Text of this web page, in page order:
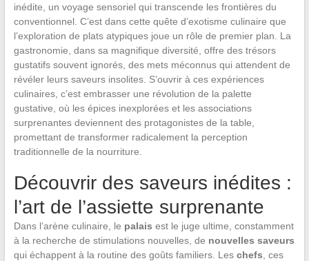
inédite, un voyage sensoriel qui transcende les frontières du
conventionnel. C’est dans cette quête d’exotisme culinaire que
l’exploration de plats atypiques joue un rôle de premier plan. La
gastronomie, dans sa magnifique diversité, offre des trésors
gustatifs souvent ignorés, des mets méconnus qui attendent de
révéler leurs saveurs insolites. S’ouvrir à ces expériences
culinaires, c’est embrasser une révolution de la palette
gustative, où les épices inexplorées et les associations
surprenantes deviennent des protagonistes de la table,
promettant de transformer radicalement la perception
traditionnelle de la nourriture.
Découvrir des saveurs inédites :
l’art de l’assiette surprenante
Dans l’arène culinaire, le palais est le juge ultime, constamment
à la recherche de stimulations nouvelles, de nouvelles saveurs
qui échappent à la routine des goûts familiers. Les chefs , ces